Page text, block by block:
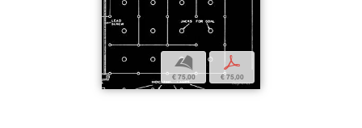
b
€ 75,00
p
€ 75,00